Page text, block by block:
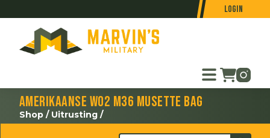
Login
Amerikaanse WO2 M36 musette bag
Shop / Uitrusting /